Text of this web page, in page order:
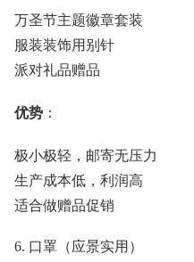
万圣节主题徽章套装
服装装饰用别针
派对礼品赠品
优势 ：
极小极轻，邮寄无压力
生产成本低，利润高
适合做赠品促销
6. 口罩（应景实用）